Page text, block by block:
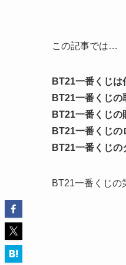
この記事では…
BT21一番くじは
BT21一番くじの
BT21一番くじの
BT21一番くじの
BT21一番くじの
BT21一番くじの